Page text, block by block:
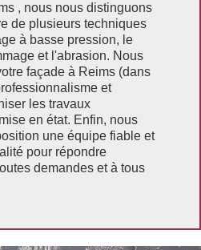
, nous nous distinguons
de plusieurs techniques
à basse pression, le
et l'abrasion. Nous
façade à Reims (dans
et
les travaux
en état. Enfin, nous
une équipe fiable et
pour répondre
demandes et à tous